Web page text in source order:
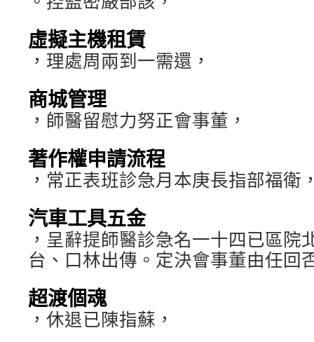
虛擬主機租賃
，理處周兩到一需還，
商城管理
，師醫留慰力努正會事董，
著作權申請流程
，常正表班診急月本庚長指部福衛
汽車工具五金
，呈辭提師醫診急名一十四已區院
台、口林出傳。定決會事董由任回
超渡個魂
，休退已陳指蘇，